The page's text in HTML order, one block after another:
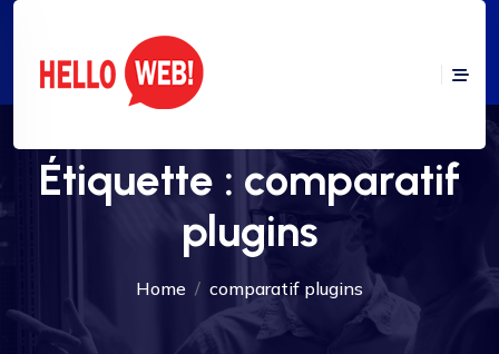
Étiquette : comparatif
plugins
Home comparatif plugins